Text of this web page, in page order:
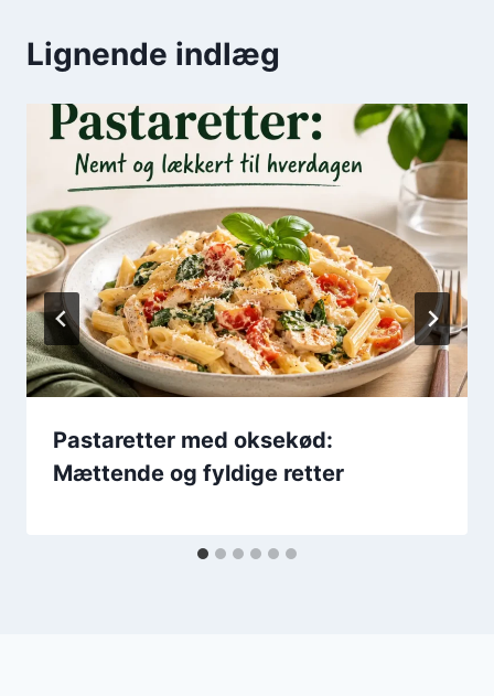
Lignende indlæg
Pastaretter med oksekød:
Mættende og fyldige retter